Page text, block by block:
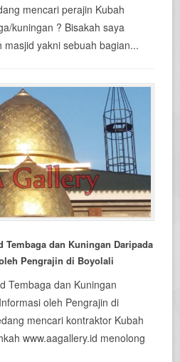
mencari perajin Kubah
kuningan ? Bisakah saya
yakni sebuah bagian...
Tembaga dan Kuningan Daripada
Pengrajin di Boyolali
Tembaga dan Kuningan
oleh Pengrajin di
mencari kontraktor Kubah
www.aagallery.id menolong